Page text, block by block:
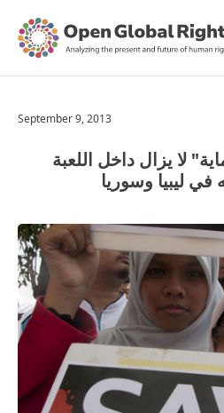
September 9, 2013
لا يزال داخل اللعبة
ليبيا وسوريا